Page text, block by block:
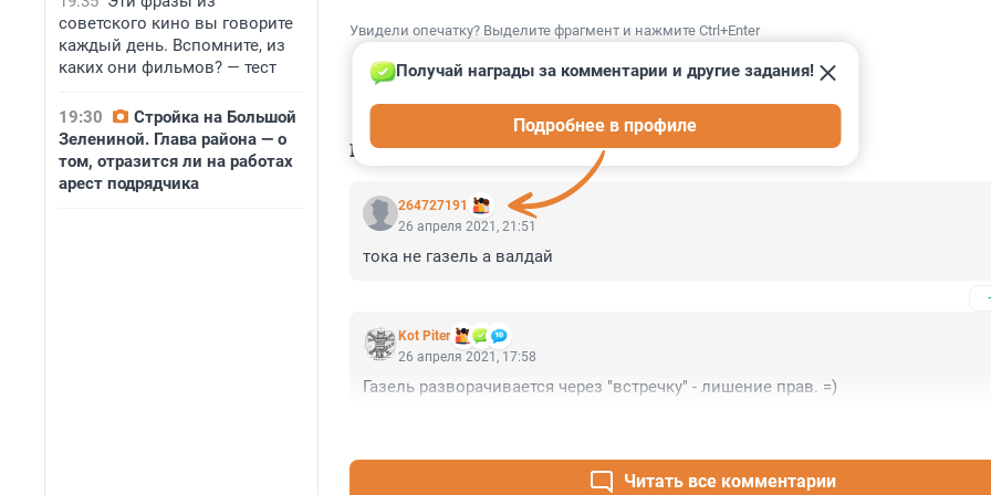
советского кино вы говорите
каждый день. Вспомните, из
каких они фильмов? — тест
19:30
Стройка на Большой
Зелениной. Глава района — о
том, отразится ли на работах
арест подрядчика
Увидели опечатку? Выделите фрагмент и нажмите Ctrl+Enter
КОММЕНТАРИИ 5
264727191
Получай награды за комментарии и другие задания!
Подробнее в профиле
26 апреля 2021, 21:51
тока не газель а валдай
Kot Piter
26 апреля 2021, 17:58
Газель разворачивается через "встречку" - лишение прав. =)
Читать все комментарии